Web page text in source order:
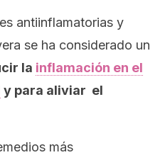
antiinflamatorias y
se ha considerado un
la inflamación en el
y para aliviar el
más